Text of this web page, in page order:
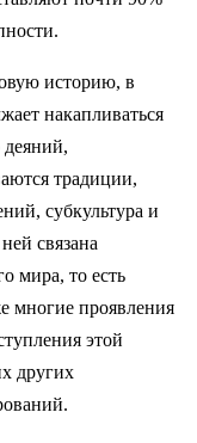
историю, в
накапливаться
традиции,
субкультура и
связана
мира, то есть
многие проявления
этой
других